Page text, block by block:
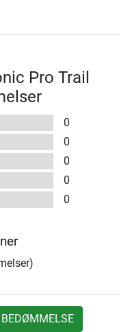
Pro Trail
0
0
0
0
0
BEDØMMELSE